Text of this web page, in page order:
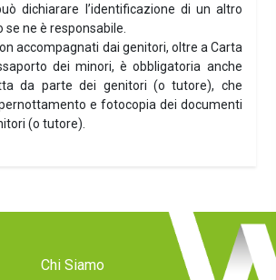
dichiarare l’identificazione di un altro
ne è responsabile.
accompagnati dai genitori, oltre a Carta
dei minori, è obbligatoria anche
da parte dei genitori (o tutore), che
e fotocopia dei documenti
(o tutore).
Chi Siamo